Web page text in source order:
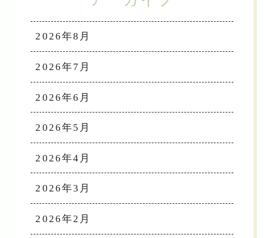
2026年8月
2026年7月
2026年6月
2026年5月
2026年4月
2026年3月
2026年2月